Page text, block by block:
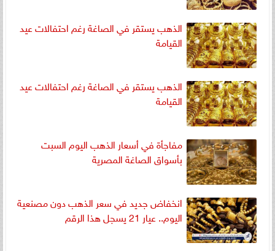
الذهب يستقر في الصاغة رغم احتفالات عيد
القيامة
الذهب يستقر في الصاغة رغم احتفالات عيد
القيامة
مفاجأة في أسعار الذهب اليوم السبت
بأسواق الصاغة المصرية
انخفاض جديد في سعر الذهب دون مصنعية
اليوم.. عيار 21 يسجل هذا الرقم